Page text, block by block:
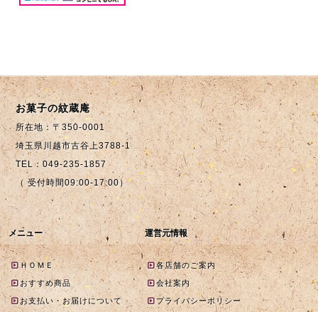
お菓子の紋蔵庵
所在地：〒350-0001
埼玉県川越市古谷上3788-1
TEL：049-235-1857
（ 受付時間09:00-17:00）
メニュー
ＨＯＭＥ
おすすめ商品
お支払い・お届けについて
運営元情報
各店舗のご案内
会社案内
プライバシーポリシー